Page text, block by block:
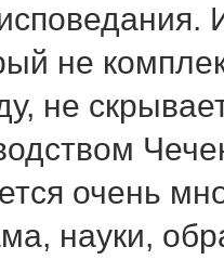
не
не
очень
науки,